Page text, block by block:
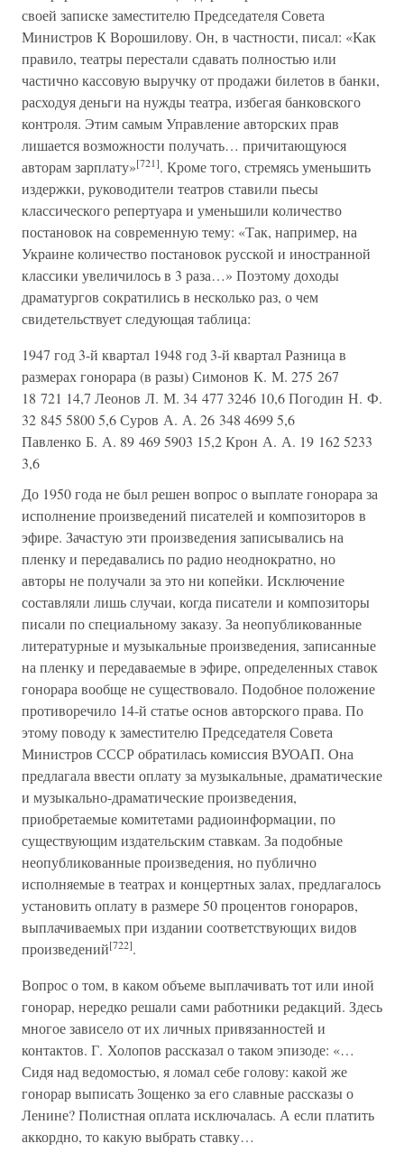
своей записке заместителю Председателя Совета
Министров К Ворошилову. Он, в частности, писал: «Как
правило, театры перестали сдавать полностью или
частично кассовую выручку от продажи билетов в банки,
расходуя деньги на нужды театра, избегая банковского
контроля. Этим самым Управление авторских прав
лишается возможности получать… причитающуюся
авторам зарплату»[721]. Кроме того, стремясь уменьшить
издержки, руководители театров ставили пьесы
классического репертуара и уменьшили количество
постановок на современную тему: «Так, например, на
Украине количество постановок русской и иностранной
классики увеличилось в 3 раза…» Поэтому доходы
драматургов сократились в несколько раз, о чем
свидетельствует следующая таблица:
1947 год 3-й квартал 1948 год 3-й квартал Разница в
размерах гонорара (в разы) Симонов К. М. 275 267
18 721 14,7 Леонов Л. М. 34 477 3246 10,6 Погодин Н. Ф.
32 845 5800 5,6 Суров А. А. 26 348 4699 5,6
Павленко Б. А. 89 469 5903 15,2 Крон А. А. 19 162 5233
3,6
До 1950 года не был решен вопрос о выплате гонорара за
исполнение произведений писателей и композиторов в
эфире. Зачастую эти произведения записывались на
пленку и передавались по радио неоднократно, но
авторы не получали за это ни копейки. Исключение
составляли лишь случаи, когда писатели и композиторы
писали по специальному заказу. За неопубликованные
литературные и музыкальные произведения, записанные
на пленку и передаваемые в эфире, определенных ставок
гонорара вообще не существовало. Подобное положение
противоречило 14-й статье основ авторского права. По
этому поводу к заместителю Председателя Совета
Министров СССР обратилась комиссия ВУОАП. Она
предлагала ввести оплату за музыкальные, драматические
и музыкально-драматические произведения,
приобретаемые комитетами радиоинформации, по
существующим издательским ставкам. За подобные
неопубликованные произведения, но публично
исполняемые в театрах и концертных залах, предлагалось
установить оплату в размере 50 процентов гонораров,
выплачиваемых при издании соответствующих видов
произведений[722].
Вопрос о том, в каком объеме выплачивать тот или иной
гонорар, нередко решали сами работники редакций. Здесь
многое зависело от их личных привязанностей и
контактов. Г. Холопов рассказал о таком эпизоде: «…
Сидя над ведомостью, я ломал себе голову: какой же
гонорар выписать Зощенко за его славные рассказы о
Ленине? Полистная оплата исключалась. А если платить
аккордно, то какую выбрать ставку…